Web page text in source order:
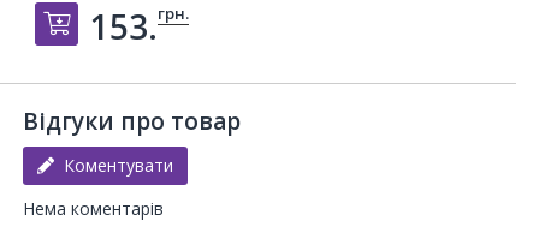
Добавить в корзину
153.грн.
Відгуки про товар
Коментувати
Нема коментарів